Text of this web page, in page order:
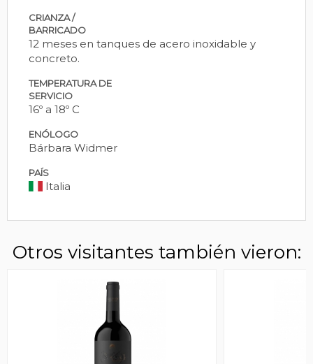
CRIANZA /
BARRICADO
12 meses en tanques de acero inoxidable y
concreto.
TEMPERATURA DE
SERVICIO
16º a 18º C
ENÓLOGO
Bárbara Widmer
PAÍS
Italia
Otros visitantes también vieron: